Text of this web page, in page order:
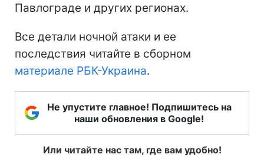
Павлограде и других регионах.
Все детали ночной атаки и ее
последствия читайте в сборном
материале РБК-Украина.
Не упустите главное! Подпишитесь на
наши обновления в Google!
Или читайте нас там, где вам удобно!